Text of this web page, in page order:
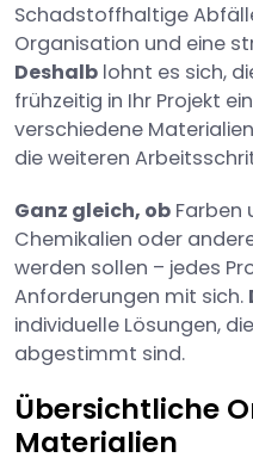
Schadstoffhaltige
Organisation und eine
Deshalb lohnt es sich,
frühzeitig in Ihr Projekt
verschiedene
die weiteren
Ganz gleich, ob Farben
Chemikalien oder
werden sollen – jedes
Anforderungen mit sich.
individuelle Lösungen,
abgestimmt sind.
Übersichtliche
Materialien